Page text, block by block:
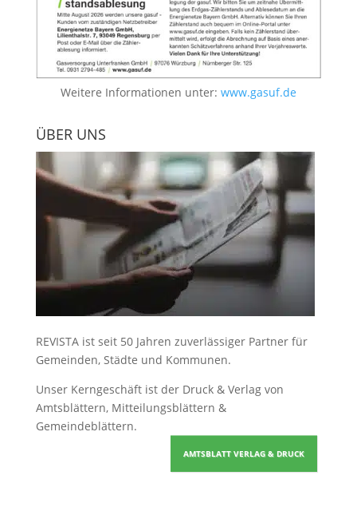
Weitere Informationen unter: www.gasuf.de
ÜBER UNS
REVISTA ist seit 50 Jahren zuverlässiger Partner für
Gemeinden, Städte und Kommunen.
Unser Kerngeschäft ist der Druck & Verlag von
Amtsblättern, Mitteilungsblättern &
Gemeindeblättern.
AMTSBLATT VERLAG & DRUCK